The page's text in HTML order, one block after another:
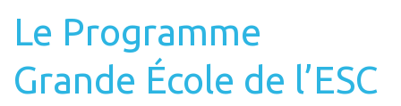
Le Programme
Grande École de l’ESC